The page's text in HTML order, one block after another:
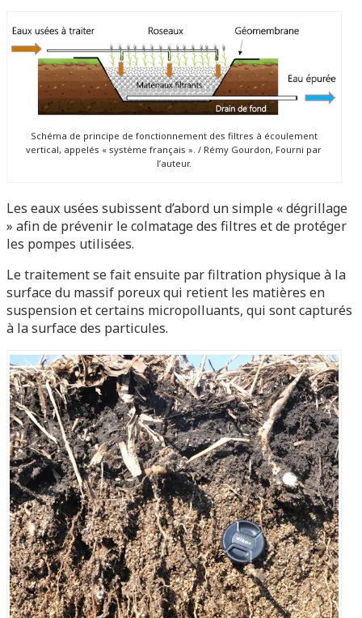
Schéma de principe de fonctionnement des filtres à écoulement
vertical, appelés « système français ». / Rémy Gourdon, Fourni par
l’auteur.
Les eaux usées subissent d’abord un simple « dégrillage
» afin de prévenir le colmatage des filtres et de protéger
les pompes utilisées.
Le traitement se fait ensuite par filtration physique à la
surface du massif poreux qui retient les matières en
suspension et certains micropolluants, qui sont capturés
à la surface des particules.